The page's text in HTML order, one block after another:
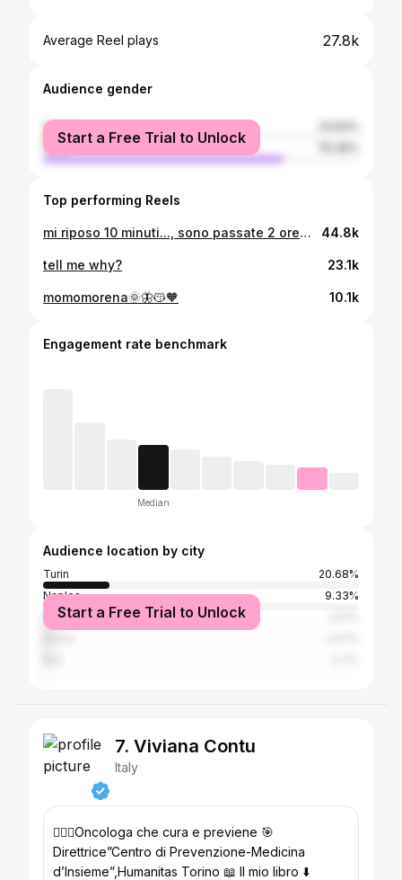
Average Reel plays 27.8k
Audience gender
female
male
Start a Free Trial to Unlock
Top performing Reels
mi riposo 10 minuti..., sono passate 2 ore😶‍🌫️ #fyp 44.8k
tell me why? 23.1k
momomorena🌞🦋😽🧡 10.1k
Engagement rate benchmark
Median
Audience location by city
Turin
20.68%
Naples
9.33%
Milan
Start a Free Trial to Unlock
7. Viviana Contu
Italy
👩🏻‍⚕️Oncologa che cura e previene 🎯
Direttrice”Centro di Prevenzione-Medicina
d’Insieme”,Humanitas Torino 📖 Il mio libro ⬇️